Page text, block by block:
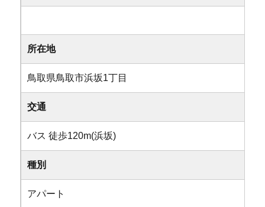
所在地
鳥取県鳥取市浜坂1丁目
交通
バス 徒歩120m(浜坂)
種別
アパート